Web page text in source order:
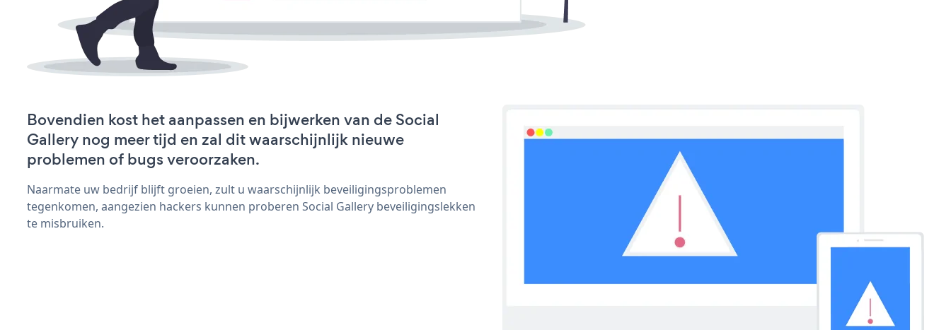
Bovendien kost het aanpassen en bijwerken van de Social
Gallery nog meer tijd en zal dit waarschijnlijk nieuwe
problemen of bugs veroorzaken.
Naarmate uw bedrijf blijft groeien, zult u waarschijnlijk beveiligingsproblemen
tegenkomen, aangezien hackers kunnen proberen Social Gallery beveiligingslekken
te misbruiken.